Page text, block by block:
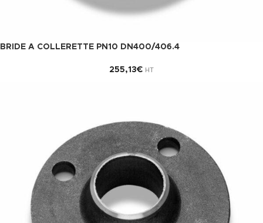
BRIDE A COLLERETTE PN10 DN400/406.4
255,13€ HT